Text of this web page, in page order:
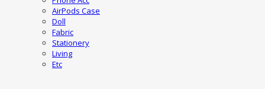
AirPods Case
Doll
Fabric
Stationery
Living
Etc